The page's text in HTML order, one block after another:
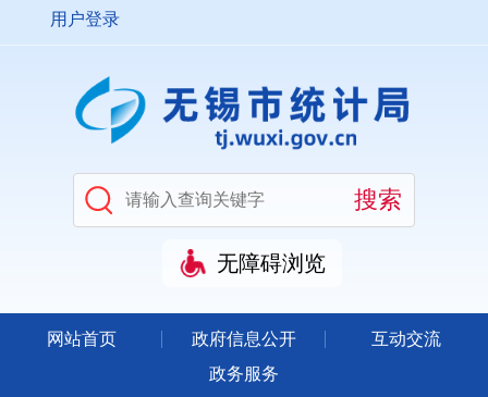
用户登录
无障碍浏览
网站首页 政府信息公开
互动交流
政务服务